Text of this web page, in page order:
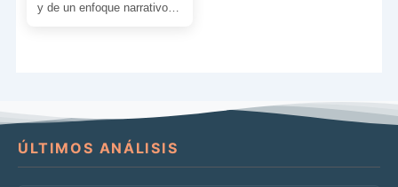
y de un enfoque narrativo
ÚLTIMOS ANÁLISIS